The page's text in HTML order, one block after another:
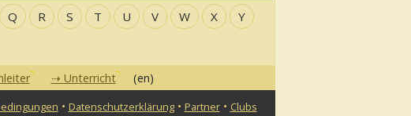
Q R S T U V W X Y
Unterricht
(en)
• Datenschutzerklärung• Partner• Clubs